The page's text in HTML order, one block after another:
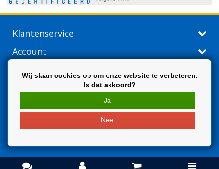
Klantenservice
Account
Wij slaan cookies op om onze website te verbeteren.
Is dat akkoord?
Ja
Nee